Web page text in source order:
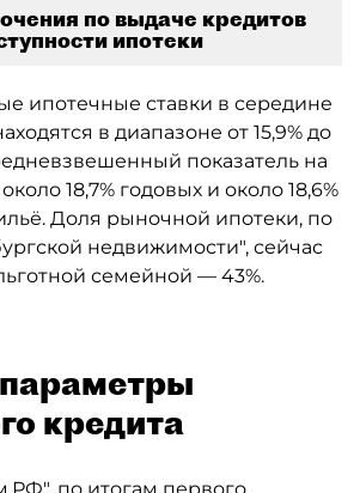
по выдаче кредитов
ипотеки
ипотечные ставки в середине
в диапазоне от 15,9% до
показатель на
18,7% годовых и около 18,6%
Доля рыночной ипотеки, по
недвижимости", сейчас
семейной — 43%.
кредита